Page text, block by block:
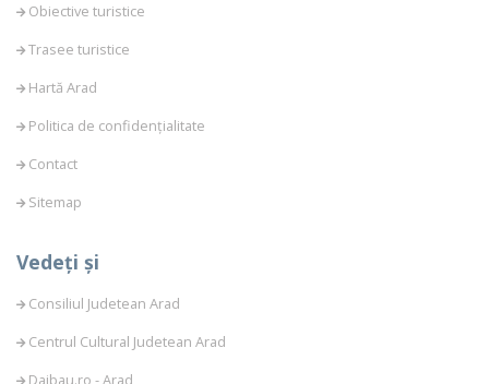
Obiective turistice
Trasee turistice
Hartă Arad
Politica de confidențialitate
Contact
Sitemap
Vedeți și
Consiliul Judetean Arad
Centrul Cultural Judetean Arad
Daibau.ro - Arad